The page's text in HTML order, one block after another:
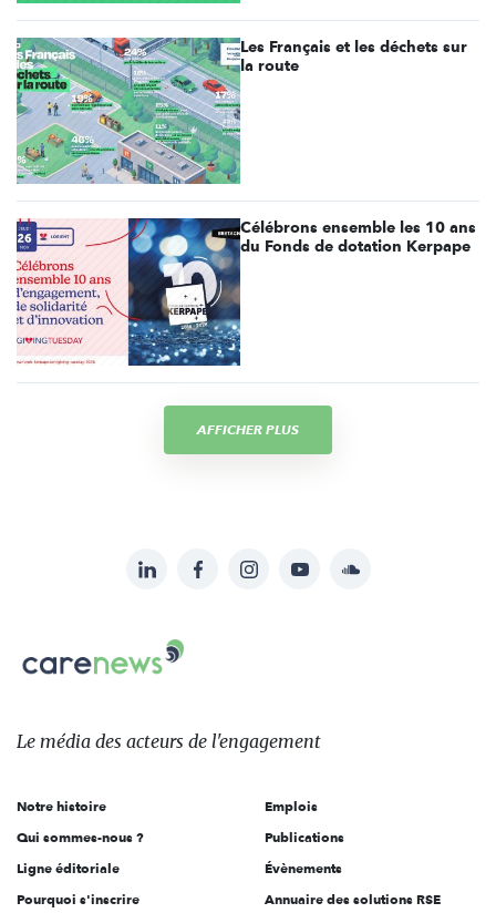
Les Français et les déchets sur
la route
Célébrons ensemble les 10 ans
du Fonds de dotation Kerpape
AFFICHER PLUS
sur:
LinkedInFacebookInstagramYouTubeSoundcloud
Carenews,
Le
des
l'engagement
Le média des acteurs de l'engagement
Notre histoire
Qui sommes-nous ?
Ligne éditoriale
Pourquoi s'inscrire
Emplois
Publications
Évènements
Annuaire des solutions RSE